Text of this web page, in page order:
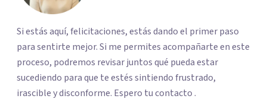
Si estás aquí, felicitaciones, estás dando el primer paso
para sentirte mejor. Si me permites acompañarte en este
proceso, podremos revisar juntos qué pueda estar
sucediendo para que te estés sintiendo frustrado,
irascible y disconforme. Espero tu contacto .